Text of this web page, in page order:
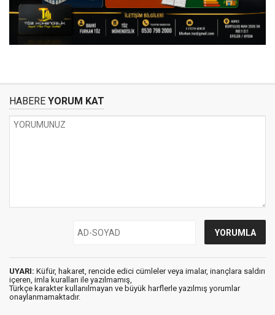
HABERE YORUM KAT
UYARI: Küfür, hakaret, rencide edici cümleler veya imalar, inançlara saldırı
içeren, imla kuralları ile yazılmamış,
Türkçe karakter kullanılmayan ve büyük harflerle yazılmış yorumlar
onaylanmamaktadır.